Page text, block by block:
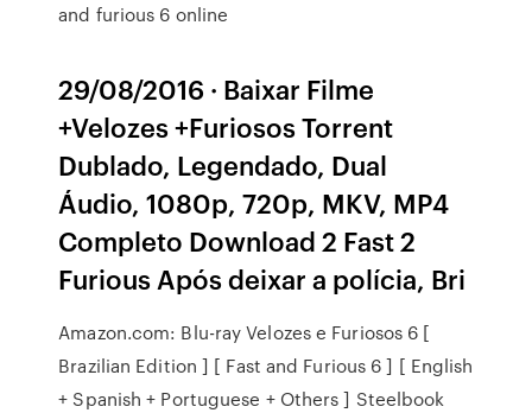
and furious 6 online
29/08/2016 · Baixar Filme
+Velozes +Furiosos Torrent
Dublado, Legendado, Dual
Áudio, 1080p, 720p, MKV, MP4
Completo Download 2 Fast 2
Furious Após deixar a polícia, Bri
Amazon.com: Blu-ray Velozes e Furiosos 6 [
Brazilian Edition ] [ Fast and Furious 6 ] [ English
+ Spanish + Portuguese + Others ] Steelbook